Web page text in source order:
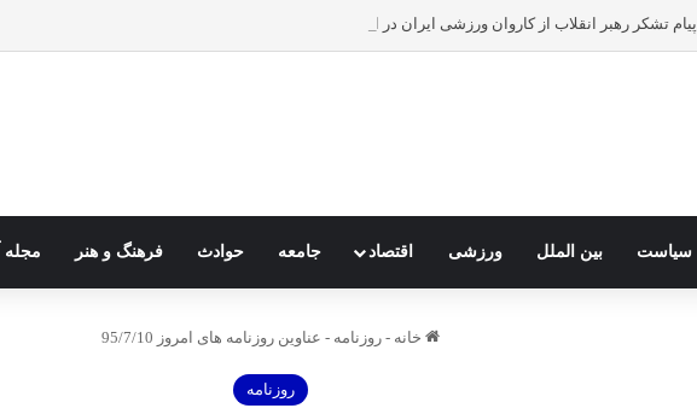
پیام تشکر رهبر انقلاب از کاروان ورزشی ایران در المپیک ۲۰۲۴ پاریس
سیاست بین الملل ورزشی اقتصاد جامعه حوادث فرهنگ و هنر مجله
خانه - روزنامه - عناوین روزنامه های امروز 95/7/10
روزنامه